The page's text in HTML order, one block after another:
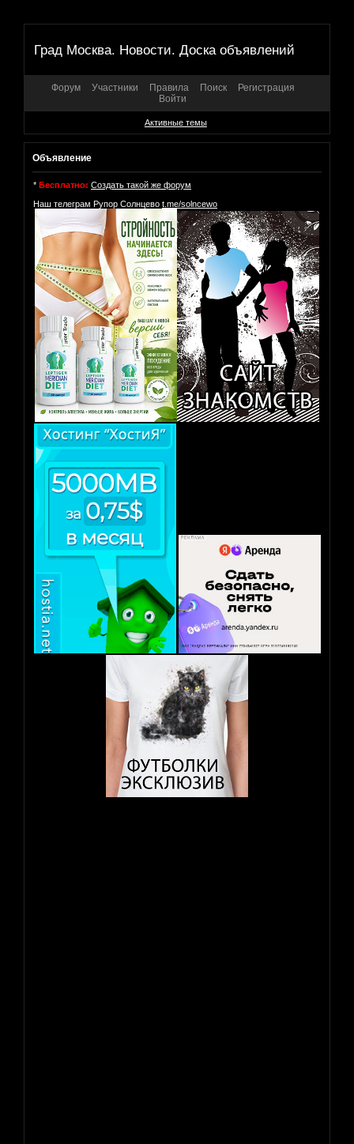
Град Москва. Новости. Доска объявлений
Форум Участники Правила Поиск
Регистрация
Войти
Активные темы
Объявление
* Бесплатно: Создать такой же форум
Наш телеграм Рупор Солнцево t.me/solncewo